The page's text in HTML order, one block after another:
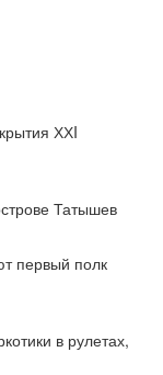
ХХI
Татышев
первый полк
в рулетах,